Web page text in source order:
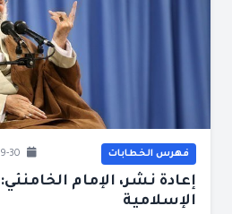
فهرس الخطابات
إعادة نشر، الإمام
الإسلامية